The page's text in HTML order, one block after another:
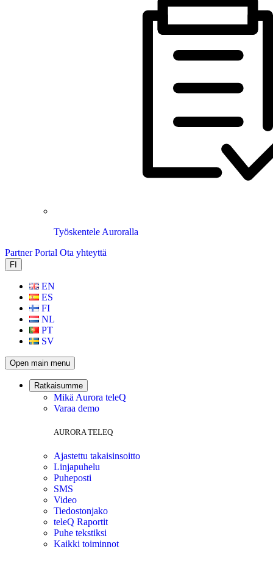
Työskentele Auroralla
Partner Portal Ota yhteyttä
FI
EN
ES
FI
NL
PT
SV
Open main menu
Ratkaisumme
Mikä Aurora teleQ
Varaa demo
AURORA TELEQ
Ajastettu takaisinsoitto
Linjapuhelu
Puheposti
SMS
Video
Tiedostonjako
teleQ Raportit
Puhe tekstiksi
Kaikki toiminnot